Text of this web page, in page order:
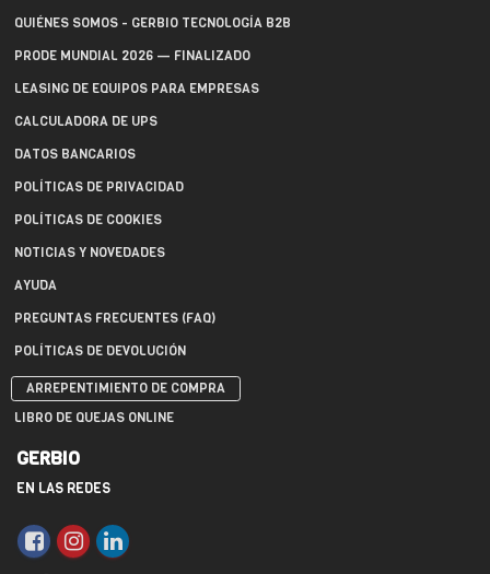
QUIÉNES SOMOS - GERBIO TECNOLOGÍA B2B
PRODE MUNDIAL 2026 — FINALIZADO
LEASING DE EQUIPOS PARA EMPRESAS
CALCULADORA DE UPS
DATOS BANCARIOS
POLÍTICAS DE PRIVACIDAD
POLÍTICAS DE COOKIES
NOTICIAS Y NOVEDADES
AYUDA
PREGUNTAS FRECUENTES (FAQ)
POLÍTICAS DE DEVOLUCIÓN
ARREPENTIMIENTO DE COMPRA
LIBRO DE QUEJAS ONLINE
GERBIO
EN LAS REDES